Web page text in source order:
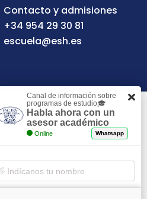
Contacto y admisiones
+34 954 29 30 81
escuela@esh.es
Canal de información sobre
programas de estudio🎓
Habla ahora con un
asesor académico
Online Whatsapp